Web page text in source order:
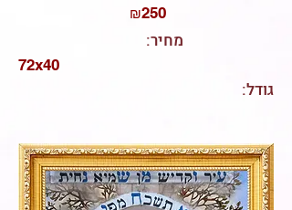
₪250
:מחיר
72x40
:גודל